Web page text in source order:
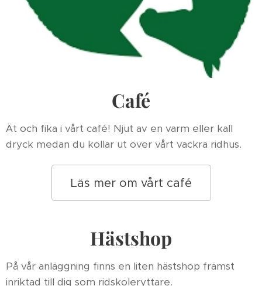
Café
Ät och fika i vårt café! Njut av en varm eller kall
dryck medan du kollar ut över vårt vackra ridhus.
Läs mer om vårt café
Hästshop
På vår anläggning finns en liten hästshop främst
inriktad till dig som ridskoleryttare.